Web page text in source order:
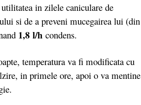
utilitatea in zilele caniculare de
si de a preveni mucegairea lui (din
1,8 l/h condens.
temperatura va fi modificata cu
in primele ore, apoi o va mentine